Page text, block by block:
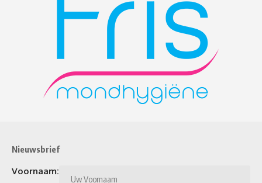
Nieuwsbrief
Voornaam: